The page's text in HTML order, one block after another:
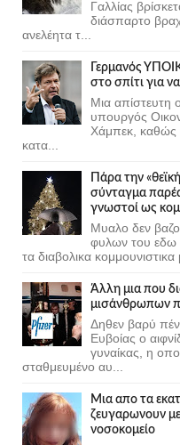
Γαλλίας
διάσπαρτο
ανελέητα τ...
Γερμανός
στο σπίτι για
Μια απίστευτη
υπουργός
Χάμπεκ, καθώς
κατα...
Πάρα την
σύνταγμα
γνωστοί ως
Μυαλο δεν
φυλων του εδω
τα διαβολικα
Άλλη μια που
μισάνθρωπων
Δηθεν βαρύ
Ευβοίας ο
γυναίκας, η
σταθμευμένο αυ...
Μια απο τα
ζευγαρωνουν
νοσοκομείο